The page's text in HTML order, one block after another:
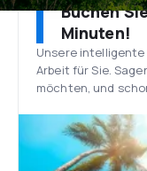
Buchen
Minuten!
Unsere
Arbeit für Sie.
möchten, und